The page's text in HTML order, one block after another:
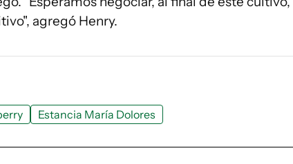
agregó Henry.
Estancia María Dolores